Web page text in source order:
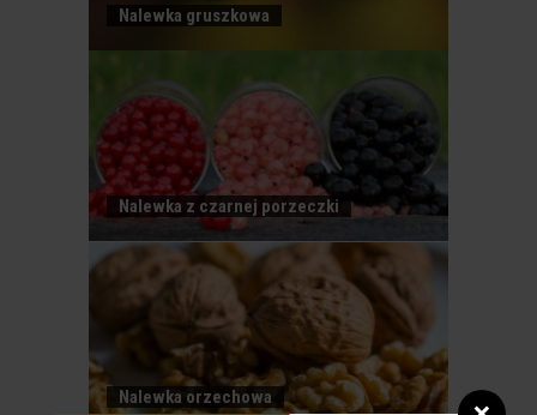
Nalewka gruszkowa
Nalewka z czarnej porzeczki
Nalewka orzechowa
NALEWKA WIŚNIOWA
NALEWKA